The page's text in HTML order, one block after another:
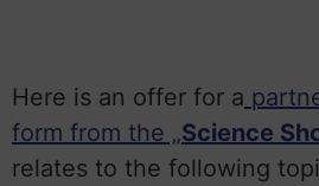
Here is an offer for a
form from the „Science
relates to the following